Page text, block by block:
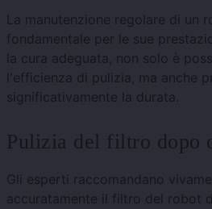
La manutenzione regolare di un
fondamentale per le sue
la cura adeguata, non solo è
l'efficienza di pulizia, ma anche
significativamente la durata.
Pulizia del filtro dopo
Gli esperti raccomandano
accuratamente il filtro del robot